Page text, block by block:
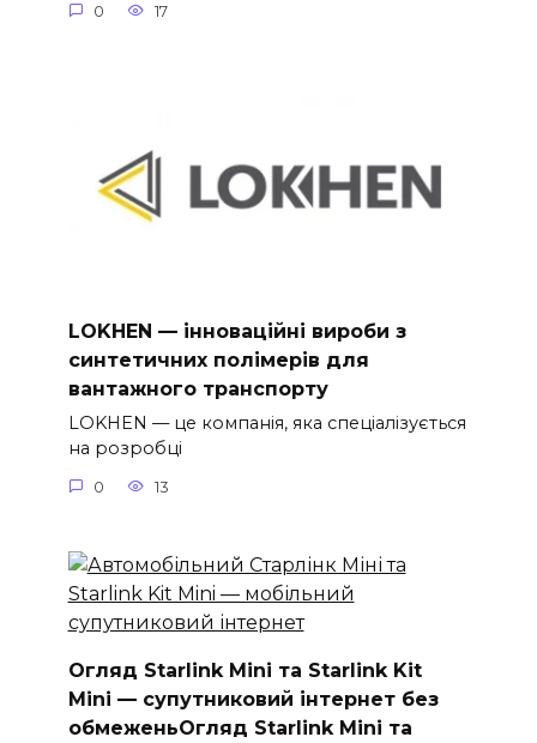
0 17
LOKHEN — інноваційні вироби з
синтетичних полімерів для
вантажного транспорту
LOKHEN — це компанія, яка спеціалізується
на розробці
0 13
Огляд Starlink Mini та Starlink Kit
Mini — супутниковий інтернет без
обмеженьОгляд Starlink Mini та